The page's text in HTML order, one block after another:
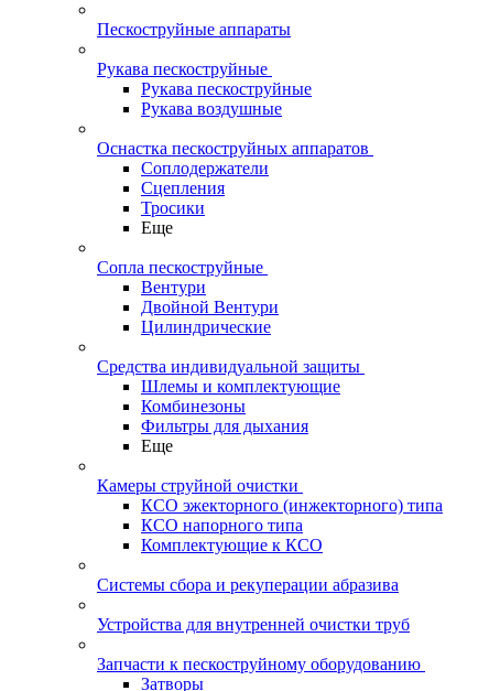
Пескоструйные аппараты
Рукава пескоструйные
Рукава пескоструйные
Рукава воздушные
Оснастка пескоструйных аппаратов
Соплодержатели
Сцепления
Тросики
Еще
Сопла пескоструйные
Вентури
Двойной Вентури
Цилиндрические
Средства индивидуальной защиты
Шлемы и комплектующие
Комбинезоны
Фильтры для дыхания
Еще
Камеры струйной очистки
КСО эжекторного (инжекторного) типа
КСО напорного типа
Комплектующие к КСО
Системы сбора и рекуперации абразива
Устройства для внутренней очистки труб
Запчасти к пескоструйному оборудованию
Затворы